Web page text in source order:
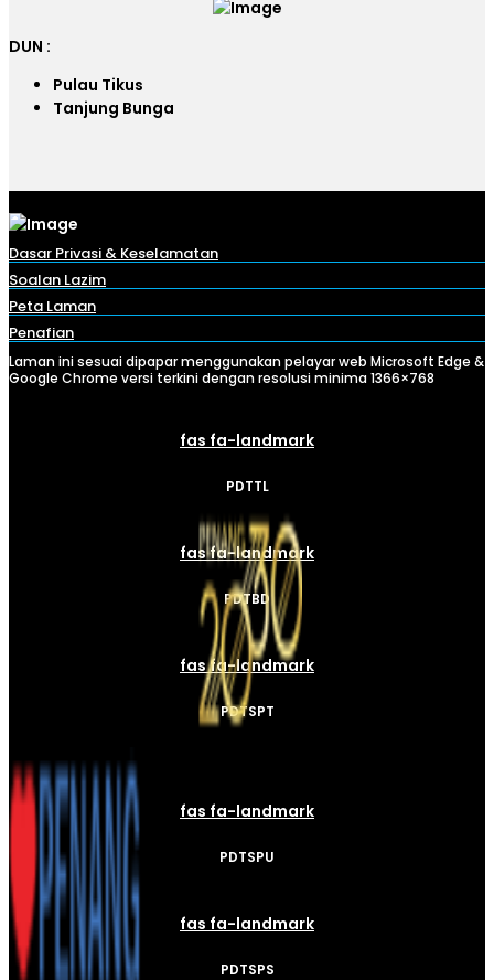
DUN :
Pulau Tikus
Tanjung Bunga
Dasar Privasi & Keselamatan
Soalan Lazim
Peta Laman
Penafian
Laman ini sesuai dipapar menggunakan pelayar web Microsoft Edge &
Google Chrome versi terkini dengan resolusi minima 1366×768
fas fa-landmark
PDTTL
fas fa-landmark
PDTBD
fas fa-landmark
PDTSPT
fas fa-landmark
PDTSPU
fas fa-landmark
PDTSPS